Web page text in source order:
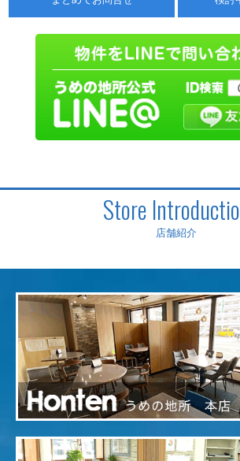
Store
店舗紹介